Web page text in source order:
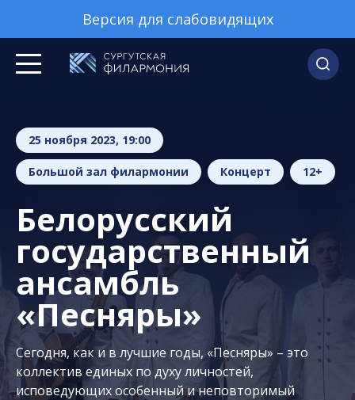
Версия для слабовидящих
25 ноября 2023, 19:00
Большой зал филармонии Концерт 12+
Белорусский
государственный
ансамбль
«Песняры»
Сегодня, как и в лучшие годы, «Песняры» – это
коллектив единых по духу личностей,
исповедующих особенный и неповторимый